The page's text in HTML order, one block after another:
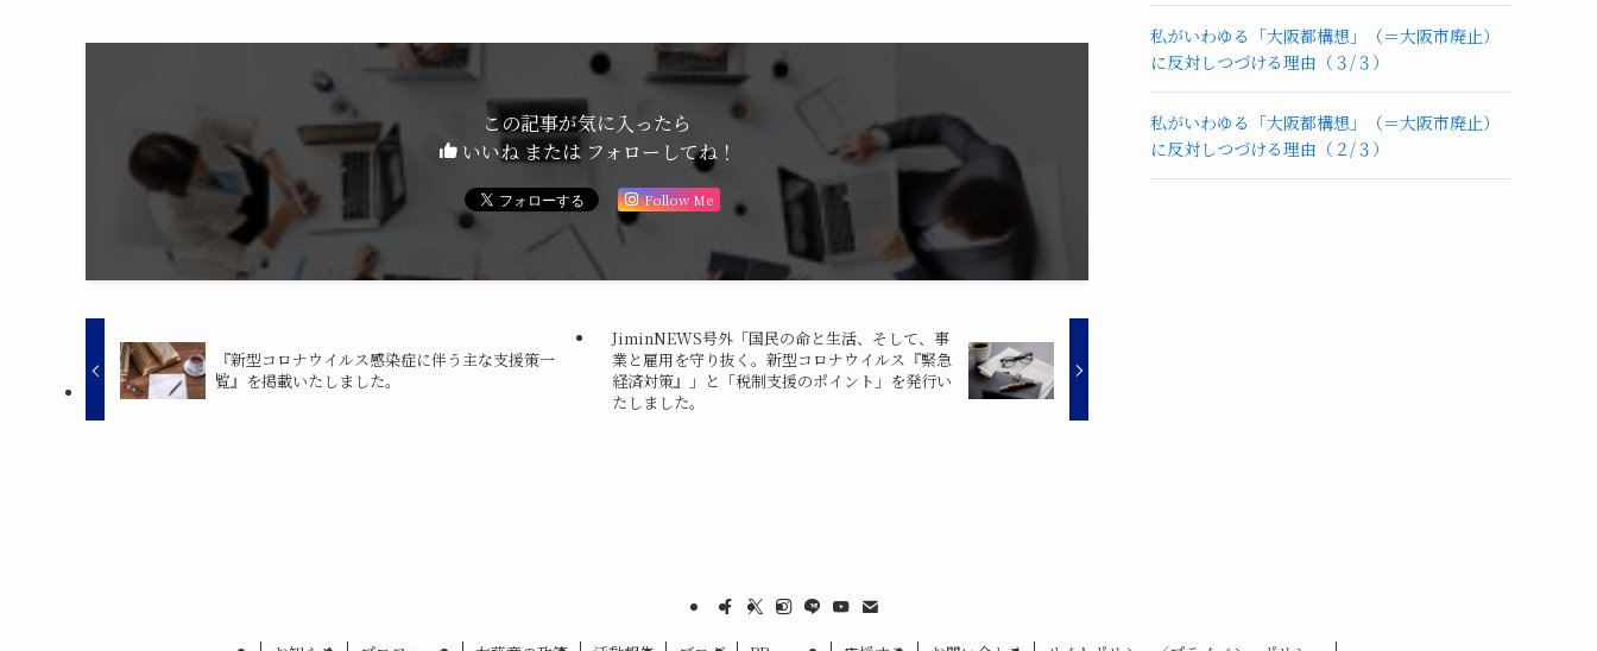
この記事が気に入ったら
いいね または フォローしてね！
Follow Me
『新型コロナウイルス感染症に伴う主な支援策一
覧』を掲載いたしました。
JiminNEWS号外「国民の命と生活、そして、事
業と雇用を守り抜く。新型コロナウイルス『緊急
経済対策』」と「税制支援のポイント」を発行い
たしました。
私がいわゆる「大阪都構想」（＝大阪市廃止）
に反対しつづける理由（３/３）
私がいわゆる「大阪都構想」（＝大阪市廃止）
に反対しつづける理由（２/３）